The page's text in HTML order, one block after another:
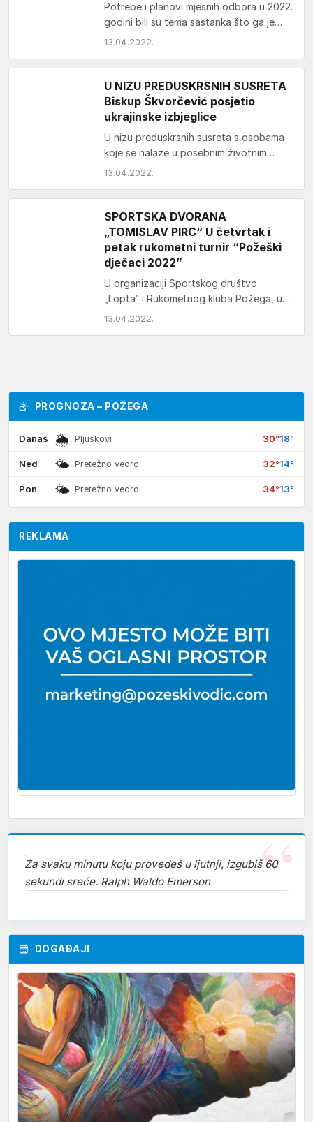
Potrebe i planovi mjesnih odbora u 2022.
godini bili su tema sastanka što ga je
gradonačelnik dr.sc. Željko Glavić
13.04.2022.
U NIZU PREDUSKRSNIH SUSRETA
Biskup Škvorčević posjetio
ukrajinske izbjeglice
U nizu preduskrsnih susreta s osobama
koje se nalaze u posebnim životnim
okolnostima te u okviru nastojanja
13.04.2022.
SPORTSKA DVORANA
„TOMISLAV PIRC“ U četvrtak i
petak rukometni turnir “Požeški
dječaci 2022”
U organizaciji Sportskog društvo
„Lopta“ i Rukometnog kluba Požega, u
Sportskoj dvorani „Tomislav Pirc“ održat
13.04.2022.
PROGNOZA – POŽEGA
Danas 🌦 Pljuskovi 30°18°
Ned 🌤 Pretežno vedro 32°14°
Pon 🌤 Pretežno vedro 34°13°
REKLAMA
Za svaku minutu koju provedeš u ljutnji, izgubiš 60
sekundi sreće. Ralph Waldo Emerson
DOGAĐAJI